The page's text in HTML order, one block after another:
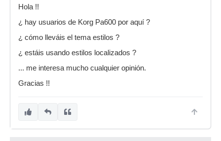
Hola !!
¿ hay usuarios de Korg Pa600 por aquí ?
¿ cómo lleváis el tema estilos ?
¿ estáis usando estilos localizados ?
... me interesa mucho cualquier opinión.
Gracias !!